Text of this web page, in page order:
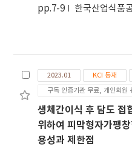
pp.7-9
한국산업식품
2023.01 KCI 등재
구독 인증기관 무료, 개인회원
생체간이식 후 담도 접
위하여 피막형자가팽
용성과 제한점